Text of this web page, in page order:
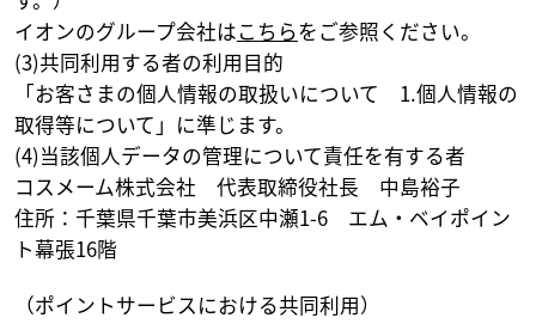
イオンのグループ会社はこちらをご参照ください。
(3)共同利用する者の利用目的
「お客さまの個人情報の取扱いについて 1.個人情報の
取得等について」に準じます。
(4)当該個人データの管理について責任を有する者
コスメーム株式会社 代表取締役社長 中島裕子
住所：千葉県千葉市美浜区中瀬1-6 エム・ベイポイン
ト幕張16階
（ポイントサービスにおける共同利用）